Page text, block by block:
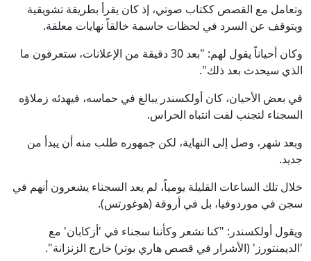
وتعامل مع القصص ككتاب صوتي، إذ كان يقرأ بطريقة تشويقية
ويتوقف عن السرد في لحظات حاسمة خالقاً نهايات معلقة.
وكان أحياناً يقول لهم: "بعد 30 دقيقة من الإعلانات، ستعرفون ما
الذي سيحدث بعد ذلك".
في بعض الأحيان، كان أولكسندر يبالغ في حماسه، فيهدئه زملاؤه
السجناء لتجنب لفت انتباه الحراس.
وبعد شهر، وصل إلى النهاية، لكن جمهوره طلب منه أن يبدأ من
جديد.
خلال تلك الساعات القليلة يومياً، لم يعد السجناء يشعرون أنهم في
سجن في موردوفيا، بل في أروقة (هوغورتس).
ويقول أولكسندر: "كنا نشعر وكأننا سجناء في 'أزكابان' مع
'الديمنتورز' (الأشرار في قصص هاري بوتر) خارج الزنزانة".